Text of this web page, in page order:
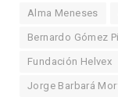
Alma Meneses
Bernardo Gómez
Fundación Helvex
Jorge Barbará